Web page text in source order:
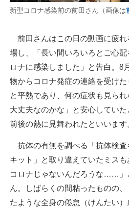
新型コロナ感染前の前田さん（画像は
前田さんはこの日の動画に疲れ
場し、「長い間いろいろとご心
ロナに感染しました」と告白。8
物からコロナ発症の連絡を受け
と平熱であり、何の症状も見られ
大丈夫なのかな」と安心してい
前後の熱に見舞われたといいます
抗体の有無を調べる「抗体検査
キット」と取り違えていたミス
コロナじゃないんだろうな……」
ん。しばらくの間粘ったものの
たような全身の倦怠（けんたい